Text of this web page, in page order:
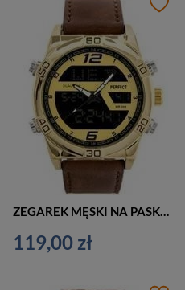
ZEGAREK MĘSKI NA PASKU ELEGANCKI PERFECT A8026 (zp292b)
119,00 zł